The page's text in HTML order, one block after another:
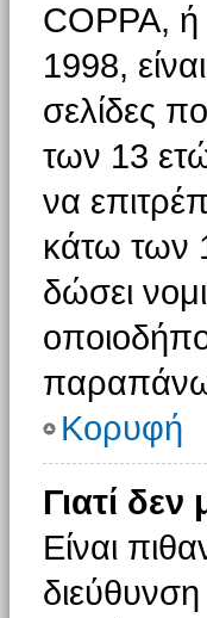
COPPA, ή
1998,
σελίδες
των 13
να
κάτω των
δώσει
Κορυφή
Γιατί
Είναι